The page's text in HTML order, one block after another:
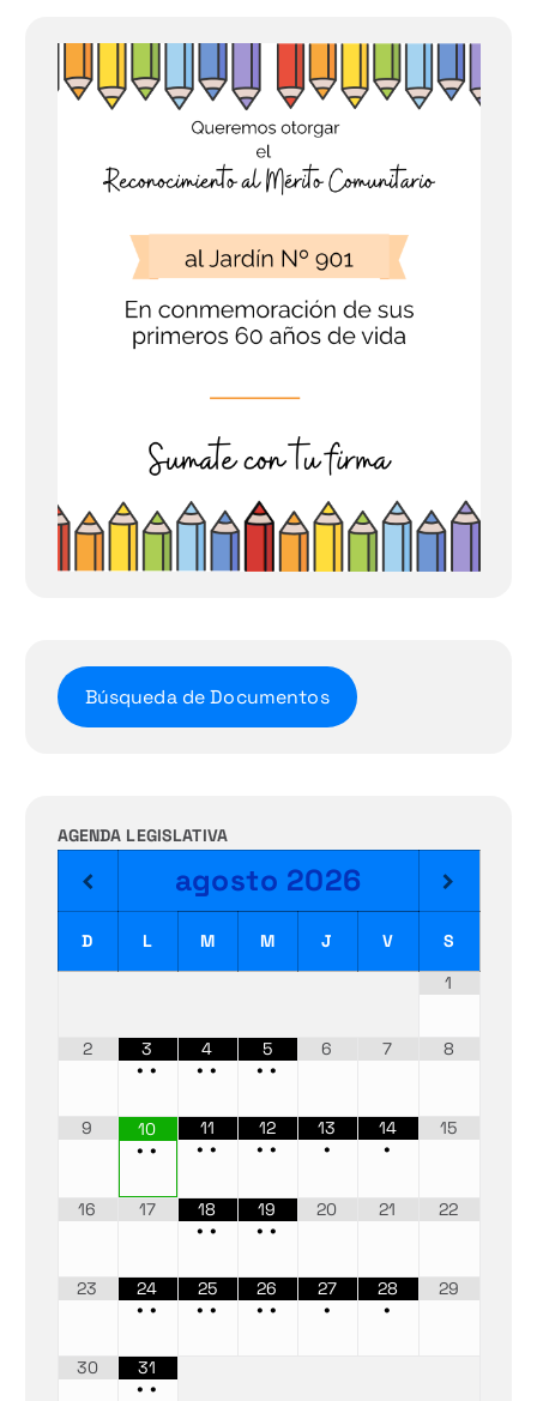
Búsqueda de Documentos
AGENDA LEGISLATIVA
agosto 2026
D L M M J V
S
1
2
3
••
4
••
5
••
6 7 8
9
10
••
11
••
12
••
13
•
14
•
15
16 17
18
••
19
••
20 21 22
23
24
••
25
••
26
••
27
•
28
•
29
30
31
••